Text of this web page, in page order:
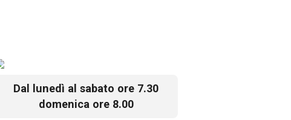
Dal lunedì al sabato ore 7.30
domenica ore 8.00